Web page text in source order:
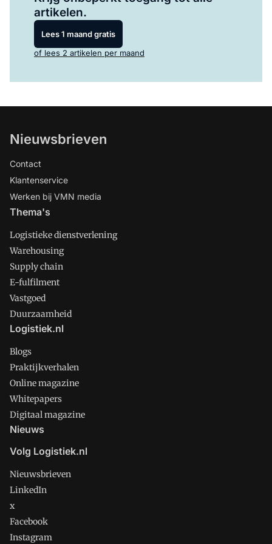
artikelen.
Lees 1 maand gratis
of lees 2 artikelen per maand
Nieuwsbrieven
Contact
Klantenservice
Werken bij VMN media
Thema's
Logistieke dienstverlening
Warehousing
Supply chain
E-fulfilment
Vastgoed
Duurzaamheid
Logistiek.nl
Blogs
Praktijkverhalen
Online magazine
Whitepapers
Digitaal magazine
Nieuws
Volg Logistiek.nl
Nieuwsbrieven
LinkedIn
x
Facebook
Instagram